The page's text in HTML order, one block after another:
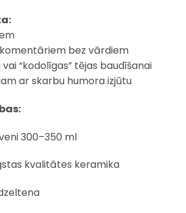
bez vārdiem
“kodolīgas” tējas baudīšanai
ar skarbu humora izjūtu
300–350 ml
kvalitātes keramika